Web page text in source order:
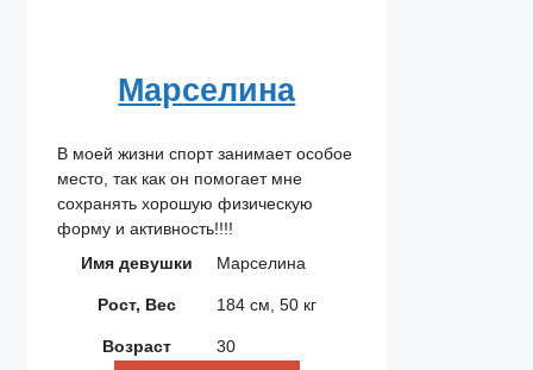
Марселина
В моей жизни спорт занимает особое
место, так как он помогает мне
сохранять хорошую физическую
форму и активность!!!!
Имя девушки
Марселина
Рост, Вес 184 см, 50 кг
Возраст
30